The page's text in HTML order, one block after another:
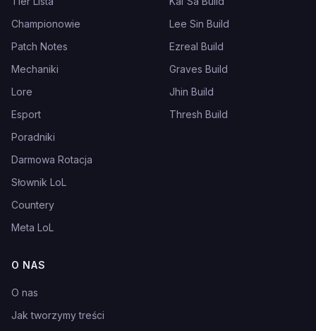
Championowie
Patch Notes
Mechaniki
Lore
Esport
Poradniki
Darmowa Rotacja
Słownik LoL
Countery
Meta LoL
Lee Sin Build
Ezreal Build
Graves Build
Jhin Build
Thresh Build
O NAS
O nas
Jak tworzymy treści